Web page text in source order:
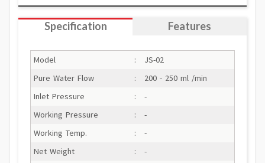
Specification Features
Model :
JS-02
Pure Water Flow
:
200 - 250 ml /min
Inlet Pressure
:
-
Working Pressure
:
-
Working Temp.
:
-
Net Weight
:
-